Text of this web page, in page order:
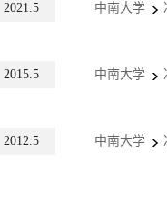
2021.5 中南大学
2015.5 中南大学
2012.5 中南大学